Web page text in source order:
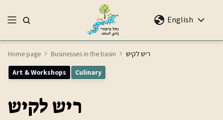
English
Home page Businesses in the basin ריש לקיש
Art & Workshops Culinary
ריש לקיש